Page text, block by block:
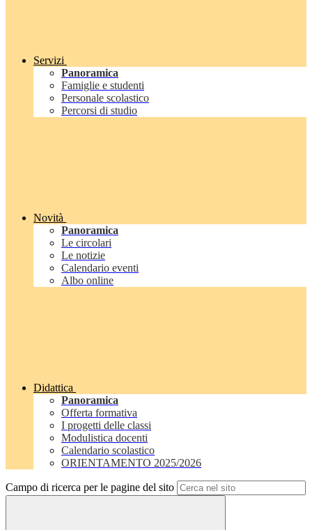
Servizi
Panoramica
Famiglie e studenti
Personale scolastico
Percorsi di studio
Novità
Panoramica
Le circolari
Le notizie
Calendario eventi
Albo online
Didattica
Panoramica
Offerta formativa
I progetti delle classi
Modulistica docenti
Calendario scolastico
ORIENTAMENTO 2025/2026
Campo di ricerca per le pagine del sito